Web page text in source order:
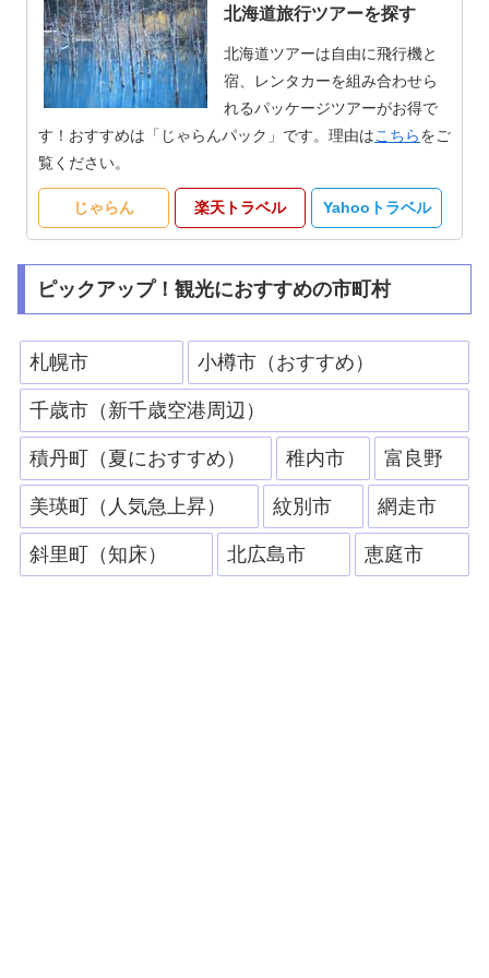
北海道旅行ツアーを探す
北海道ツアーは自由に飛行機と
宿、レンタカーを組み合わせら
れるパッケージツアーがお得で
す！おすすめは「じゃらんパック」です。理由はこちらをご
覧ください。
じゃらん 楽天トラベル Yahooトラベル
ピックアップ！観光におすすめの市町村
札幌市 小樽市（おすすめ）
千歳市（新千歳空港周辺）
積丹町（夏におすすめ） 稚内市 富良野
美瑛町（人気急上昇） 紋別市 網走市
斜里町（知床） 北広島市 恵庭市